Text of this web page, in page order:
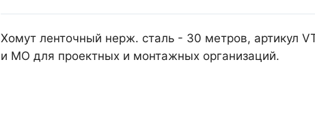
Хомут ленточный нерж. сталь - 30 метров, артикул
и МО для проектных и монтажных организаций.